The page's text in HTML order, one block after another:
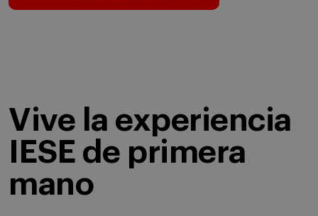
Vive la experiencia
IESE de primera
mano